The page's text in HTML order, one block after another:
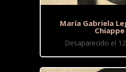
María Gabriela
Chiappe
Desaparecido el